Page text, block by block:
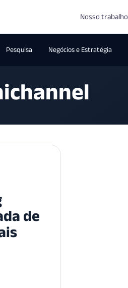
Nosso trabalho
Pesquisa Negócios e Estratégia
de